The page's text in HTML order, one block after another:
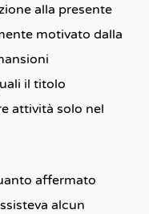
alla presente
motivato dalla
il titolo
attività solo nel
affermato
alcun